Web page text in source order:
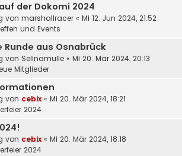
der Dokomi 2024
von marshallracer « Mi 12. Jun 2024, 21:52
und Events
Runde aus Osnabrück
von Selinamulle « Mi 20. Mär 2024, 20:13
Mitglieder
von cebix « Mi 20. Mär 2024, 18:21
2024
von cebix « Mi 20. Mär 2024, 18:18
2024